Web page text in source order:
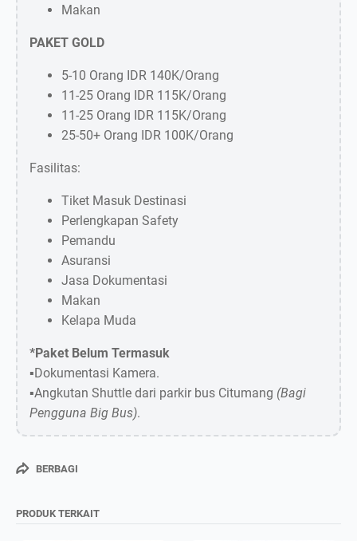
Makan
PAKET GOLD
5-10 Orang IDR 140K/Orang
11-25 Orang IDR 115K/Orang
11-25 Orang IDR 115K/Orang
25-50+ Orang IDR 100K/Orang
Fasilitas:
Tiket Masuk Destinasi
Perlengkapan Safety
Pemandu
Asuransi
Jasa Dokumentasi
Makan
Kelapa Muda
*Paket Belum Termasuk
▪️Dokumentasi Kamera.
▪️Angkutan Shuttle dari parkir bus Citumang (Bagi
Pengguna Big Bus).
BERBAGI
PRODUK TERKAIT
Paket Citumang Body Rafting
Qty: −
Total: Rp 85.000